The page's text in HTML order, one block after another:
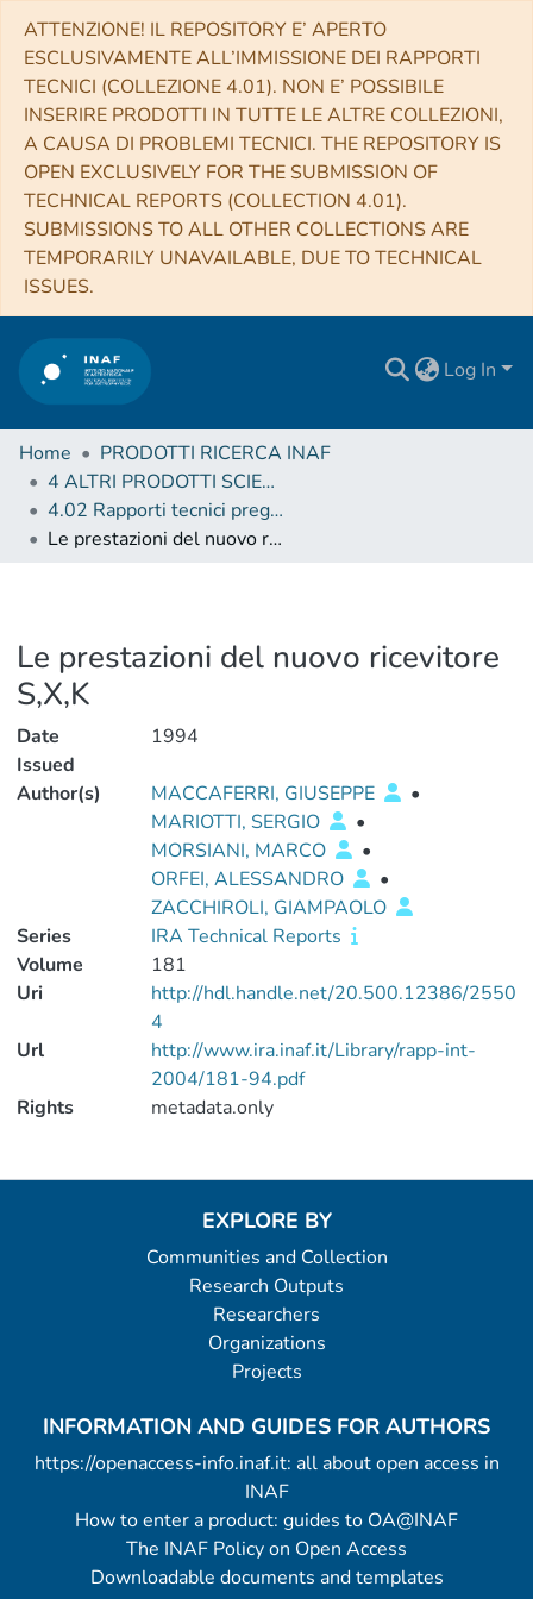
ATTENZIONE! IL REPOSITORY E’ APERTO
ESCLUSIVAMENTE ALL’IMMISSIONE DEI RAPPORTI
TECNICI (COLLEZIONE 4.01). NON E’ POSSIBILE
INSERIRE PRODOTTI IN TUTTE LE ALTRE COLLEZIONI,
A CAUSA DI PROBLEMI TECNICI. THE REPOSITORY IS
OPEN EXCLUSIVELY FOR THE SUBMISSION OF
TECHNICAL REPORTS (COLLECTION 4.01).
SUBMISSIONS TO ALL OTHER COLLECTIONS ARE
TEMPORARILY UNAVAILABLE, DUE TO TECHNICAL
ISSUES.
Log In
Home
PRODOTTI RICERCA INAF
4 ALTRI PRODOTTI SCIENTIFICI (Other scientific products)
4.02 Rapporti tecnici pregressi
Le prestazioni del nuovo ricevitore S,X,K
Le prestazioni del nuovo ricevitore
S,X,K
Date
Issued
1994
Author(s) MACCAFERRI, GIUSEPPE
•
MARIOTTI, SERGIO
•
MORSIANI, MARCO
•
ORFEI, ALESSANDRO
•
ZACCHIROLI, GIAMPAOLO
Series
IRA Technical Reports
Volume
181
Uri
http://hdl.handle.net/20.500.12386/2550
4
Url
http://www.ira.inaf.it/Library/rapp-int-
2004/181-94.pdf
Rights
metadata.only
EXPLORE BY
Communities and Collection
Research Outputs
Researchers
Organizations
Projects
INFORMATION AND GUIDES FOR AUTHORS
https://openaccess-info.inaf.it: all about open access in
INAF
How to enter a product: guides to OA@INAF
The INAF Policy on Open Access
Downloadable documents and templates